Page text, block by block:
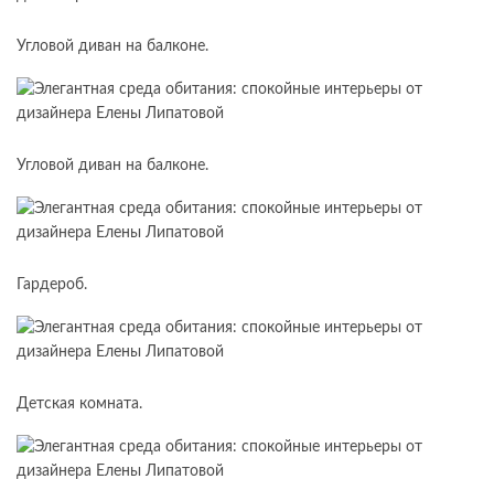
Угловой диван на балконе.
Угловой диван на балконе.
Гардероб.
Детская комната.